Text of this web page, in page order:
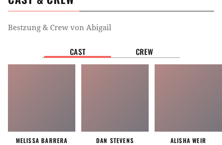
Bestzung & Crew von Abigail
CAST CREW
MELISSA BARRERA
DAN STEVENS
ALISHA WEIR